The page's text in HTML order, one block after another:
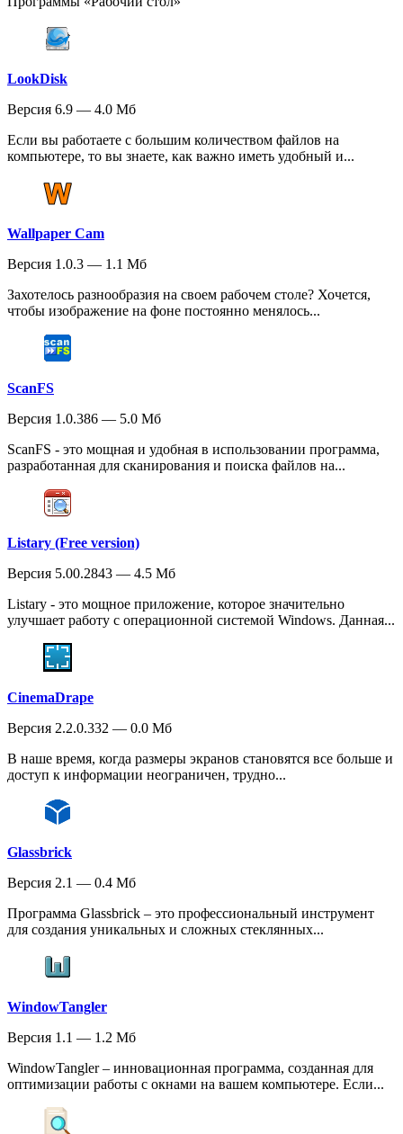
LookDisk
Версия 6.9 — 4.0 Мб
Если вы работаете с большим количеством файлов на
компьютере, то вы знаете, как важно иметь удобный и...
Wallpaper Cam
Версия 1.0.3 — 1.1 Мб
Захотелось разнообразия на своем рабочем столе? Хочется,
чтобы изображение на фоне постоянно менялось...
ScanFS
Версия 1.0.386 — 5.0 Мб
ScanFS - это мощная и удобная в использовании программа,
разработанная для сканирования и поиска файлов на...
Listary (Free version)
Версия 5.00.2843 — 4.5 Мб
Listary - это мощное приложение, которое значительно
улучшает работу с операционной системой Windows. Данная...
CinemaDrape
Версия 2.2.0.332 — 0.0 Мб
В наше время, когда размеры экранов становятся все больше и
доступ к информации неограничен, трудно...
Glassbrick
Версия 2.1 — 0.4 Мб
Программа Glassbrick – это профессиональный инструмент
для создания уникальных и сложных стеклянных...
WindowTangler
Версия 1.1 — 1.2 Мб
WindowTangler – инновационная программа, созданная для
оптимизации работы с окнами на вашем компьютере. Если...